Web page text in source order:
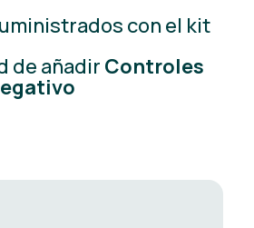
con el kit
de añadir Controles